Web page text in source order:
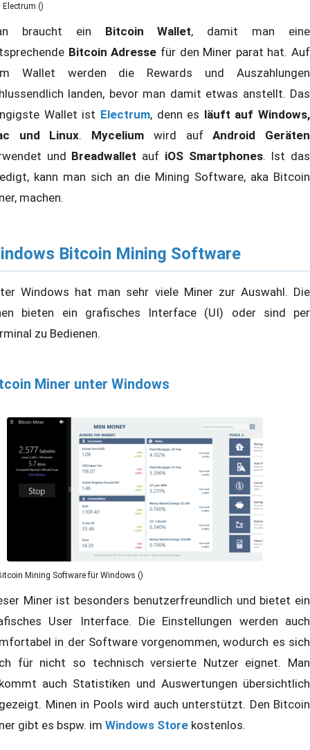
Electrum ()
braucht ein Bitcoin Wallet, damit man eine
Bitcoin Adresse für den Miner parat hat. Auf
Wallet werden die Rewards und Auszahlungen
landen, bevor man damit etwas anstellt. Das
Wallet ist Electrum, denn es läuft auf Windows,
und Linux. Mycelium wird aufAndroid Geräten
und Breadwallet auf iOS Smartphones. Ist das
kann man sich an die Mining Software, aka Bitcoin
machen.
Bitcoin Mining Software
Windows hat man sehr viele Miner zur Auswahl. Die
bieten ein grafisches Interface (UI) oder sind per
zu Bedienen.
Miner unter Windows
Mining Software für Windows ()
Miner ist besonders benutzerfreundlich und bietet ein
User Interface. Die Einstellungen werden auch
in der Software vorgenommen, wodurch es sich
für nicht so technisch versierte Nutzer eignet. Man
auch Statistiken und Auswertungen übersichtlich
Minen in Pools wird auch unterstützt. Den Bitcoin
gibt es bspw. im Windows Store kostenlos.